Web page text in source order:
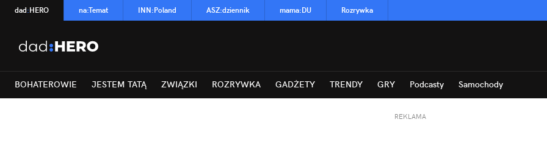
dad:HERO na:Temat INN:Poland ASZ:dziennik mama:DU Rozrywka
BOHATEROWIE JESTEM TATĄ ZWIĄZKI ROZRYWKA GADŻETY TRENDY GRY Podcasty Samochody
REKLAMA